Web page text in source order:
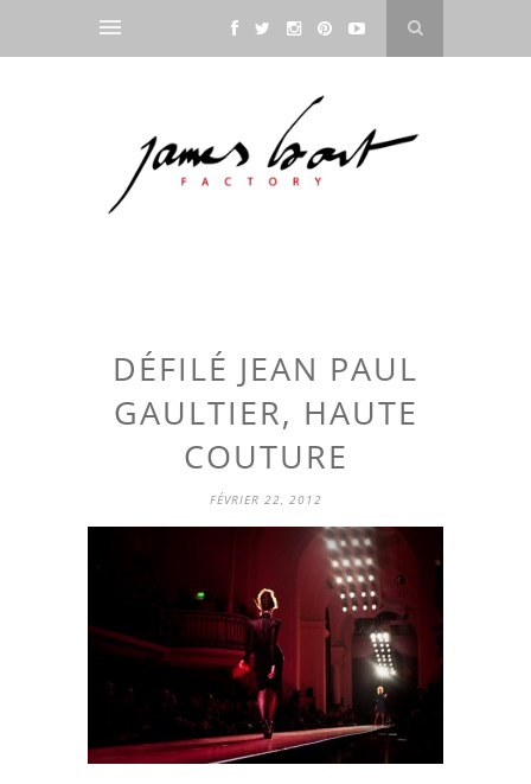
DÉFILÉ JEAN PAUL
GAULTIER, HAUTE
COUTURE
FÉVRIER 22, 2012